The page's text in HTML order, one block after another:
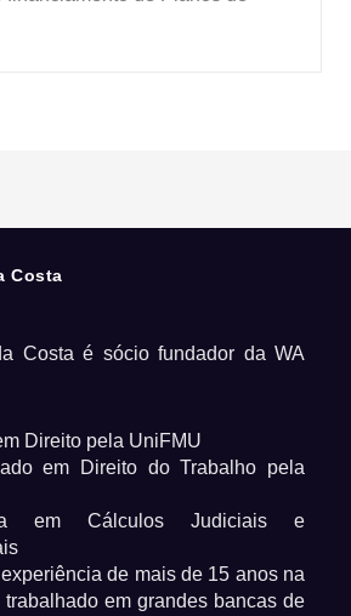
Costa
Costa é sócio fundador da WA
Direito pela UniFMU
em Direito do Trabalho pela
em Cálculos Judiciais e
de mais de 15 anos na
trabalhado em grandes bancas de